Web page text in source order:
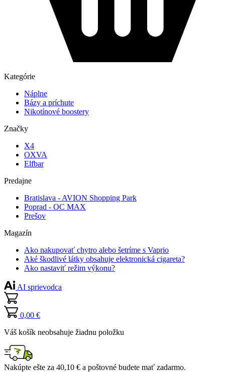
Kategórie
Náplne
Bázy a príchute
Nikotínové boostery
Značky
X4
OXVA
Elfbar
Predajne
Bratislava - AVION Shopping Park
Poprad - OC MAX
Prešov
Magazín
Ako nakupovať chytro alebo šetríme s Vaprio
Aké škodlivé látky obsahuje elektronická cigareta?
Ako nastaviť režim výkonu?
AI sprievodca
0,00 €
Váš košík neobsahuje žiadnu položku
Nakúpte ešte za 40,10 € a poštovné budete mať zadarmo.